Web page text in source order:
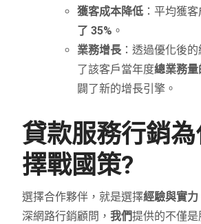
獲客成本降低 ：平均獲
了 35% 。
業務增長 ：透過優化後
了該客戶當年度總業務量
闢了新的增長引擎。
貸款服務行銷
擇戰國策?
選擇合作夥伴，就是選擇經驗與實力
深網路行銷顧問，我們提供的不僅